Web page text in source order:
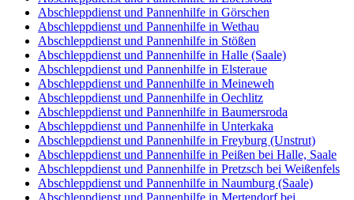
Abschleppdienst und Pannenhilfe in Görschen
Abschleppdienst und Pannenhilfe in Wethau
Abschleppdienst und Pannenhilfe in Stößen
Abschleppdienst und Pannenhilfe in Halle (Saale)
Abschleppdienst und Pannenhilfe in Elsteraue
Abschleppdienst und Pannenhilfe in Meineweh
Abschleppdienst und Pannenhilfe in Oechlitz
Abschleppdienst und Pannenhilfe in Baumersroda
Abschleppdienst und Pannenhilfe in Unterkaka
Abschleppdienst und Pannenhilfe in Freyburg (Unstrut)
Abschleppdienst und Pannenhilfe in Peißen bei Halle, Saale
Abschleppdienst und Pannenhilfe in Pretzsch bei Weißenfels
Abschleppdienst und Pannenhilfe in Naumburg (Saale)
Abschleppdienst und Pannenhilfe in Mertendorf bei